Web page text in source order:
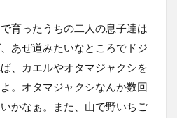
育ったうちの二人の息子達は
あぜ道みたいなところでドジ
、カエルやオタマジャクシを
。オタマジャクシなんか数回
かなぁ。また、山で野いちご